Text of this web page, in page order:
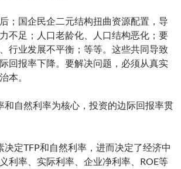
；国企民企二元结构扭曲资源配置，导
不足；人口老龄化、人口结构恶化；要
行业发展不平衡；等等。这些共同导致
回报率下降。要解决问题，必须从真实
本。
和自然利率为核心，投资的边际回报率贯
决定TFP和自然利率，进而决定了经济中
利率、实际利率、企业净利率、ROE等